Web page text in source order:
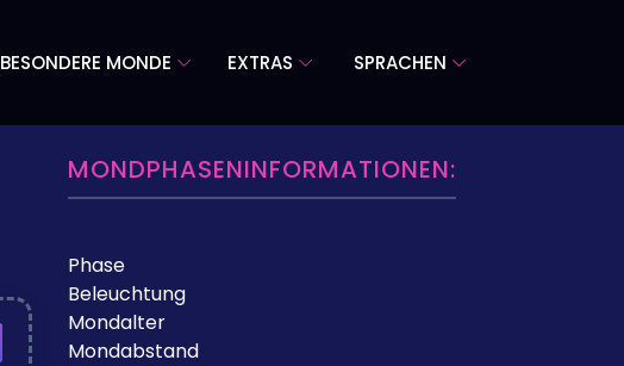
BESONDERE MONDE EXTRAS SPRACHEN
MONDPHASENINFORMATIONEN:
Phase
Beleuchtung
Mondalter
Mondabstand